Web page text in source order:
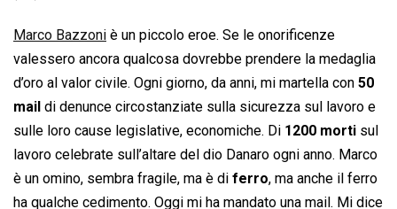
o
o
k
A
p
p
d
I
n
d
s
i
n
k
Marco Bazzoni è un piccolo eroe. Se le onorificenze
valessero ancora qualcosa dovrebbe prendere la medaglia
d’oro al valor civile. Ogni giorno, da anni, mi martella con 50
mail di denunce circostanziate sulla sicurezza sul lavoro e
sulle loro cause legislative, economiche. Di 1200 morti sul
lavoro celebrate sull’altare del dio Danaro ogni anno. Marco
è un omino, sembra fragile, ma è di ferro, ma anche il ferro
ha qualche cedimento. Oggi mi ha mandato una mail. Mi dice